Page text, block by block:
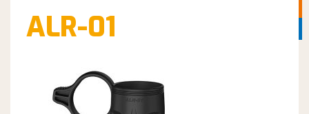
ALR-01